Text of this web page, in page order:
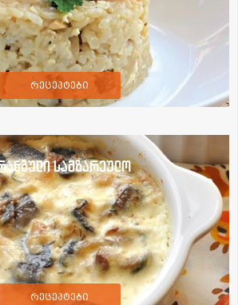
რეცეპტები
სამზარეულო
რეცეპტები